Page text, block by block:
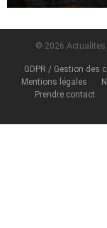
© 2026
GDPR / Gestion des
Mentions légales
Prendre contact